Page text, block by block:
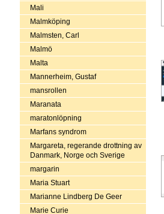
Mali
Malmköping
Malmsten, Carl
Malmö
Malta
Mannerheim, Gustaf
mansrollen
Maranata
maratonlöpning
Marfans syndrom
Margareta, regerande drottning av
Danmark, Norge och Sverige
margarin
Maria Stuart
Marianne Lindberg De Geer
Marie Curie